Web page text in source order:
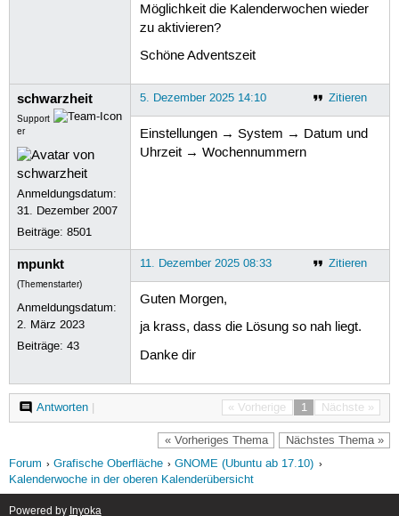
Möglichkeit die Kalenderwochen wieder
zu aktivieren?
Schöne Adventszeit
schwarzheit
Support
er
Anmeldungsdatum:
31. Dezember 2007
Beiträge:8501
Zitieren
5. Dezember 2025 14:10
Einstellungen → System → Datum und
Uhrzeit → Wochennummern
mpunkt
(Themenstarter)
Anmeldungsdatum:
2. März 2023
Beiträge:43
Zitieren
11. Dezember 2025 08:33
Guten Morgen,
ja krass, dass die Lösung so nah liegt.
Danke dir
« Vorherige 1 Nächste »
Antworten|
« Vorheriges Thema Nächstes Thema »
Forum Grafische Oberfläche
GNOME (Ubuntu ab 17.10)
Kalenderwoche in der oberen Kalenderübersicht
Powered by Inyoka